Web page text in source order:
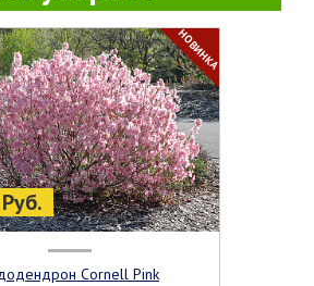
НОВИНКА
Cornell Pink